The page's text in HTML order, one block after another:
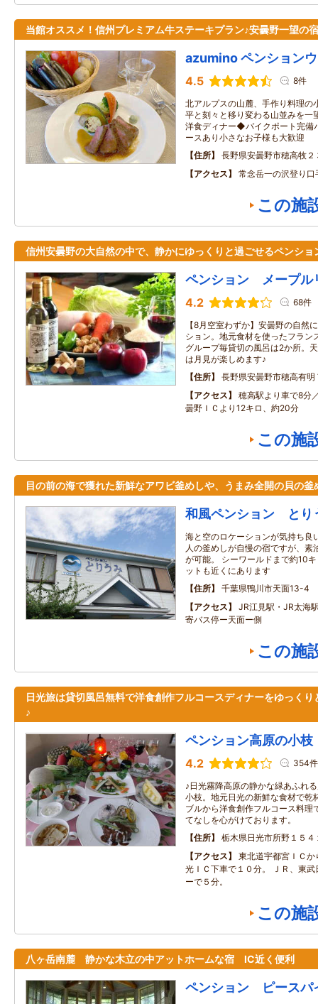
当館オススメ！信州プレミアム牛ステーキプラン♪安曇野一望の宿
azumino ペンション
4.5 8件
北アルプスの山麓、手作り料理
平と刻々と移り変わる山並みを
洋食ディナー◆バイクポート完
ースあり小さなお子様も大歓迎
住所
長野県安曇野市穂高牧２
アクセス
常念岳一の沢登り口
この施
信州安曇野の大自然の中で、静かにゆっくりと過ごせるペンショ
ペンション メープル
4.2 68件
【8月空室わずか】安曇野の自然
ション。地元食材を使ったフラン
グループ毎貸切の風呂は2か所。
は月見が楽しめます♪
住所
長野県安曇野市穂高有明
アクセス
穂高駅より車で8分
曇野ＩＣより12キロ、約20分
この施
目の前の海で獲れた新鮮なアワビ釜めしや、うまみ全開の貝の釜
和風ペンション とり
海と空のロケーションが気持ち良
人の釜めしが自慢の宿ですが、素
が可能。 シーワールドまで約10
ットも近くにあります
住所
千葉県鴨川市天面13-4
アクセス
JR江見駅・JR太海
寄バス停ー天面ー側
この施
日光旅は貸切風呂無料で洋食創作フルコースディナーをゆっくり
♪
ペンション高原の小枝
4.2 354件
♪日光霧降高原の静かな緑あふれ
小枝。地元日光の新鮮な食材で乾
ブルから洋食創作フルコース料理
てなしを心がけております。
住所
栃木県日光市所野１５４
アクセス
東北道宇都宮ＩＣ
光ＩＣ下車で１０分。 ＪＲ、東
ーで５分。
この施
八ヶ岳南麓 静かな木立の中アットホームな宿 IC近く便利
ペンション ピースパ